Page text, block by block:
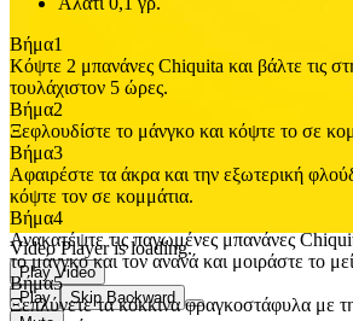
Video Player is loading.
Play Video
Play
Skip Backward
Βήμα1
Κόψτε 2 μπανάνες Chiquita και βάλτε τις
τουλάχιστον 5 ώρες.
Βήμα2
Ξεφλουδίστε το μάνγκο και κόψτε το σε
Βήμα3
Αφαιρέστε τα άκρα και την εξωτερική
κόψτε τον σε κομμάτια.
Βήμα4
Ανακατέψτε τις παγωμένες μπανάνες
το μάνγκο και τον ανανά και μοιράστε το
Βήμα5
Ξεπλύνετε τα κόκκινα φραγκοστάφυλα με